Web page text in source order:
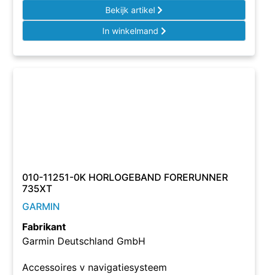
Bekijk artikel
In winkelmand
010-11251-0K HORLOGEBAND FORERUNNER
735XT
GARMIN
Fabrikant
Garmin Deutschland GmbH
Accessoires v navigatiesysteem